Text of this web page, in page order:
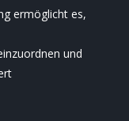
ermöglicht es,
und